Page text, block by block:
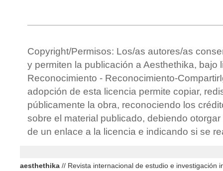
Copyright/Permisos: Los/as autores/as
y permiten la publicación a Aesthethika, bajo
Reconocimiento - Reconocimiento-
adopción de esta licencia permite copiar,
públicamente la obra, reconociendo los
sobre el material publicado, debiendo
de un enlace a la licencia e indicando si se
aesthethika // Revista internacional de estudio e investigación